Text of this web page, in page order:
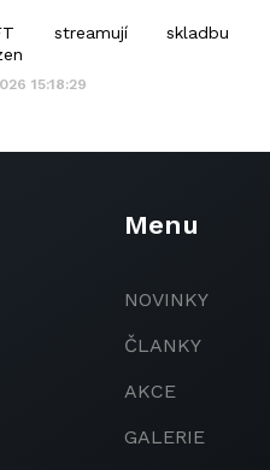
streamují skladbu
15:18:29
Menu
NOVINKY
ČLANKY
AKCE
GALERIE